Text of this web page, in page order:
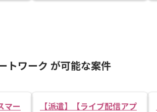
トワーク が可能な案件
マー
【派遣】【ライブ配信アプ